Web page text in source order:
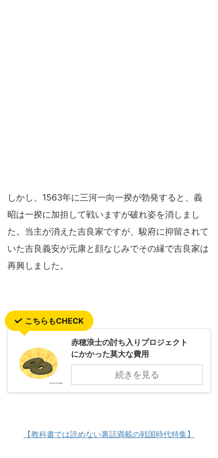
しかし、1563年に三河一向一揆が勃発すると、義
昭は一揆に加担して戦いますが破れ姿を消しまし
た。当主が消えた吉良家ですが、駿府に抑留されて
いた吉良義安が元康と顔なじみでその縁で吉良家は
再興しました。
こちらもCHECK
赤穂浪士の討ち入りプロジェクト
にかかった莫大な費用
続きを見る
【教科書では読めない裏話満載の戦国時代特集】